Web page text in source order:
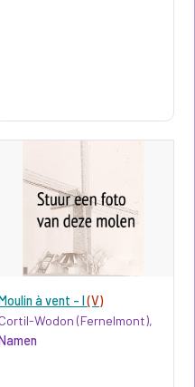
à vent - I(V)
Cortil-Wodon (Fernelmont),